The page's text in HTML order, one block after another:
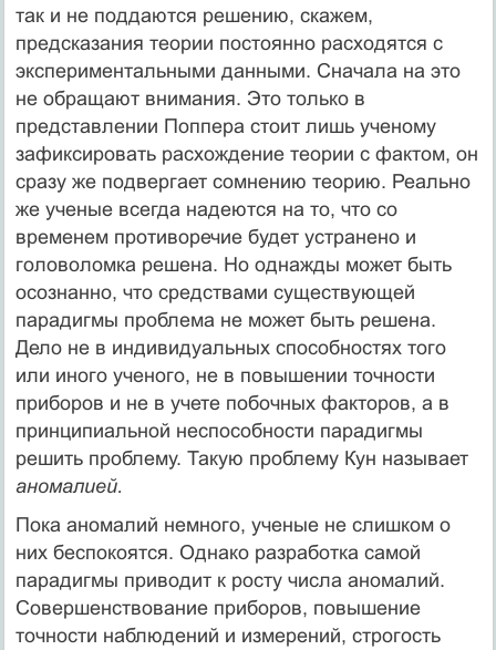
так и не поддаются решению, скажем,
предсказания теории посто­янно расходятся с
экспериментальными данными. Сначала на это
не обра­щают внимания. Это только в
представлении Поппера стоит лишь ученому
зафиксировать расхождение теории с фактом, он
сразу же подвергает со­мнению теорию. Реально
же ученые всегда надеются на то, что со
временем противоречие будет устранено и
головоломка решена. Но однажды может быть
осознанно, что средствами существующей
парадигмы проблема не может быть решена.
Дело не в индивидуальных способностях того
или ино­го ученого, не в повышении точности
приборов и не в учете побочных факторов, а в
принципиальной неспособности парадигмы
решить проблему. Такую проблему Кун называет
аномалией.
Пока аномалий немного, ученые не слишком о
них беспокоятся. Одна­ко разработка самой
парадигмы приводит к росту числа аномалий.
Совер­шенствование приборов, повышение
точности наблюдений и измерений, строгость